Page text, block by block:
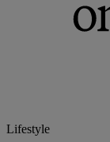
Lifestyle